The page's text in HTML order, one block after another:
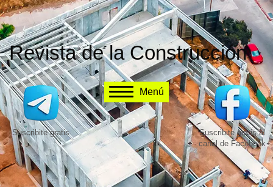
Revista de la Construcción
Suscribite gratis
Menú
Suscribite gratis al
canal de Facebook